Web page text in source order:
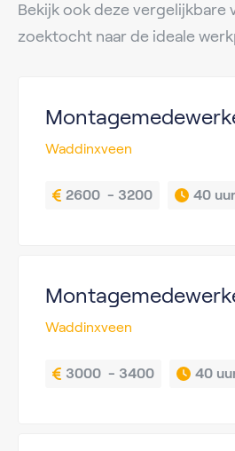
Bekijk ook deze vergelijkbare
zoektocht naar de ideale
Waddinxveen
2600  - 3200 40 uur
Waddinxveen
3000  - 3400 40